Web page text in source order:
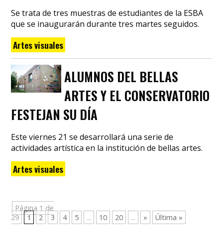
Se trata de tres muestras de estudiantes de la ESBA
que se inaugurarán durante tres martes seguidos.
Artes visuales
ALUMNOS DEL BELLAS
ARTES Y EL CONSERVATORIO
FESTEJAN SU DÍA
Este viernes 21 se desarrollará una serie de
actividades artística en la institución de bellas artes.
Artes visuales
Página 1 de
29
1 2 3 4 5 ... 10 20 ... » Última »